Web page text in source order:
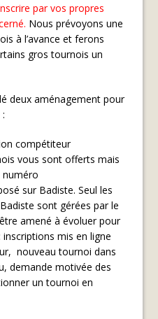
par vos propres
Nous prévoyons une
à l’avance et ferons
gros tournois un
deux aménagement pour
compétiteur
vous sont offerts mais
numéro
sur Badiste. Seul les
sont gérées par le
amené à évoluer pour
mis en ligne
nouveau tournoi dans
demande motivée des
un tournoi en